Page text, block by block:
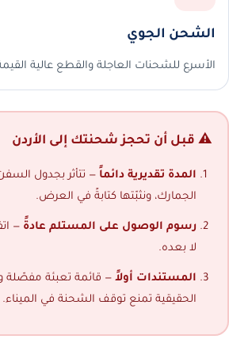
الشحن الجوي
الأسرع للشحنات العاجلة والقطع عالية
⚠️ قبل أن تحجز شحنتك إلى الأردن
المدة تقديرية دائماً — تتأثر بجدول
الجمارك، ونثبّتها كتابةً في العرض.
رسوم الوصول على المستلم عادةً —
لا بعده.
المستندات أولاً — قائمة تعبئة مفصّلة
الحقيقية تمنع توقف الشحنة في الميناء.